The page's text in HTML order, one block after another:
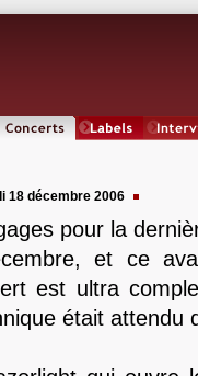
18 décembre 2006
pour la
et ce
est ultra
était attendu